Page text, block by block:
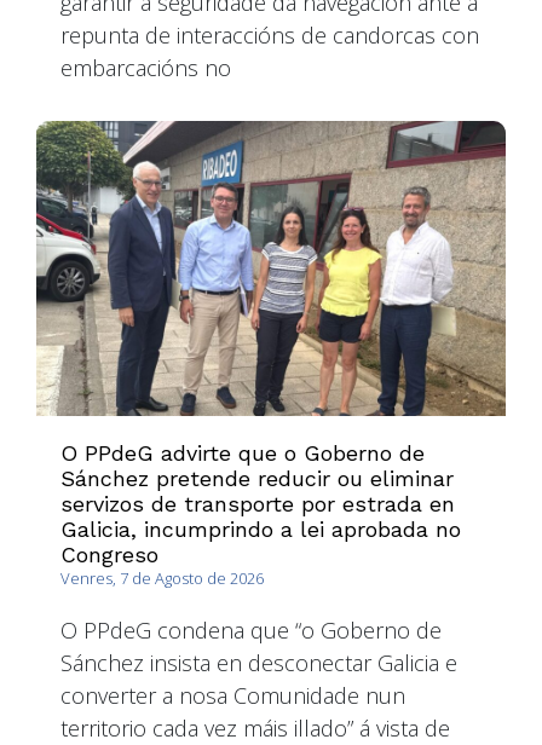
repunta de interaccións de candorcas con
embarcacións no
O PPdeG advirte que o Goberno de
Sánchez pretende reducir ou eliminar
servizos de transporte por estrada en
Galicia, incumprindo a lei aprobada no
Congreso
Venres, 7 de Agosto de 2026
O PPdeG condena que “o Goberno de
Sánchez insista en desconectar Galicia e
converter a nosa Comunidade nun
territorio cada vez máis illado” á vista de